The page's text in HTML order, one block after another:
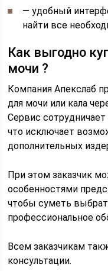
— удобный
найти все
Как выгодно
мочи ?
Компания Апекслаб
для мочи или кала
Сервис
что исключает
дополнительных
При этом заказчик
особенностями
чтобы суметь
профессиональное
Всем заказчикам
консультации.